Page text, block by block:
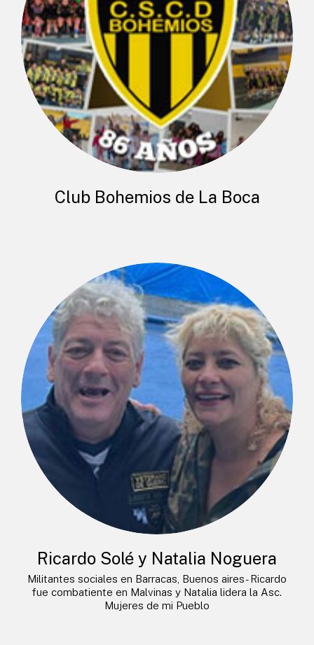
Club Bohemios de La Boca
Ricardo Solé y Natalia Noguera
Militantes sociales en Barracas, Buenos aires- Ricardo
fue combatiente en Malvinas y Natalia lidera la Asc.
Mujeres de mi Pueblo